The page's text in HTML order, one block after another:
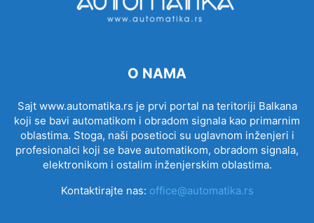
O NAMA
Sajt www.automatika.rs je prvi portal na teritoriji Balkana
koji se bavi automatikom i obradom signala kao primarnim
oblastima. Stoga, naši posetioci su uglavnom inženjeri i
profesionalci koji se bave automatikom, obradom signala,
elektronikom i ostalim inženjerskim oblastima.
Kontaktirajte nas: office@automatika.rs